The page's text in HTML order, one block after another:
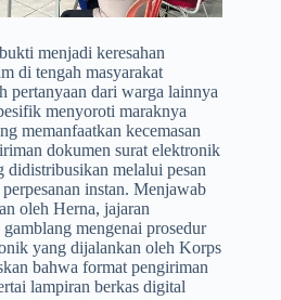
menjadi keresahan
di tengah masyarakat
pertanyaan dari warga lainnya
menyoroti maraknya
memanfaatkan kecemasan
dokumen surat elektronik
didistribusikan melalui pesan
instan. Menjawab
oleh Herna, jajaran
mengenai prosedur
yang dijalankan oleh Korps
bahwa format pengiriman
lampiran berkas digital